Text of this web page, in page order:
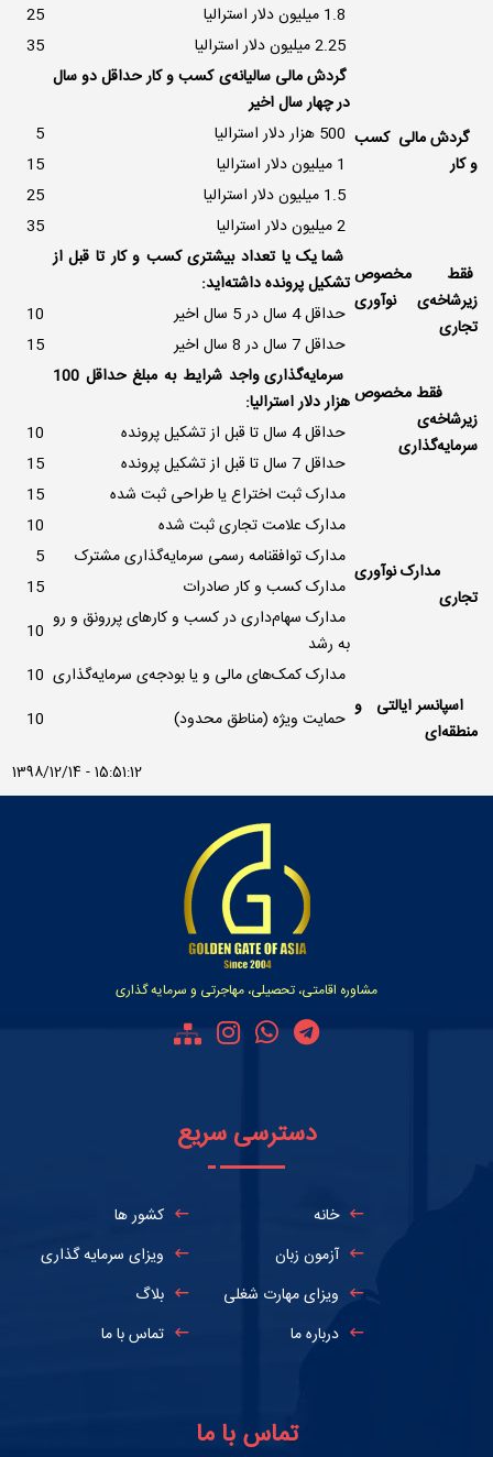
25
2.25 میلیون دلار استرالیا
35
گردش مالی کسب
و کار
گردش مالی سالیانه‌ی کسب و کار حداقل دو سال
در چهار سال اخیر
5
15
1.5 میلیون دلار استرالیا
25
2 میلیون دلار استرالیا
35
فقط مخصوص
زیرشاخه‌ی نوآوری
تجاری
شما یک یا تعداد بیشتری کسب و کار تا قبل از
تشکیل پرونده داشته‌اید:
حداقل 4 سال در 5 سال اخیر
حداقل 7 سال در 8 سال اخیر
15
فقط مخصوص
زیرشاخه‌ی
سرمایه‌گذاری
سرمایه‌گذاری واجد شرایط به مبلغ حداقل 100
هزار دلار استرالیا:
حداقل 4 سال تا قبل از تشکیل پرونده
حداقل 7 سال تا قبل از تشکیل پرونده
15
مدارک نوآوری
تجاری
مدارک ثبت اختراع یا طراحی ثبت شده
15
مدارک علامت تجاری ثبت شده
مدارک توافقنامه رسمی سرمایه‌گذاری مشترک
5
مدارک کسب و کار صادرات
15
مدارک سهام‌داری در کسب‌ و کارهای پررونق و رو
به رشد
مدارک کمک‌های مالی و یا بودجه‌ی سرمایه‌گذاری
اسپانسر ایالتی و
منطقه‌ای
حمایت ویژه (مناطق محدود)
1398/12/14 - 15:51:12
مشاوره اقامتی، تحصیلی، مهاجرتی و سرمایه گذاری
دسترسی سریع
خانه
کشور ها
آزمون زبان
ویزای سرمایه گذاری
ویزای مهارت شغلی
بلاگ
درباره ما
تماس با ما
تماس با ما